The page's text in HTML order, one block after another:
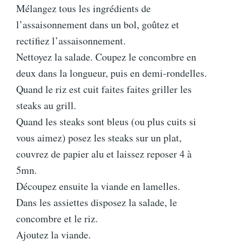
Mélangez tous les ingrédients de
l’assaisonnement dans un bol, goûtez et
rectifiez l’assaisonnement.
Nettoyez la salade. Coupez le concombre en
deux dans la longueur, puis en demi-rondelles.
Quand le riz est cuit faites faites griller les
steaks au grill.
Quand les steaks sont bleus (ou plus cuits si
vous aimez) posez les steaks sur un plat,
couvrez de papier alu et laissez reposer 4 à
5mn.
Découpez ensuite la viande en lamelles.
Dans les assiettes disposez la salade, le
concombre et le riz.
Ajoutez la viande.